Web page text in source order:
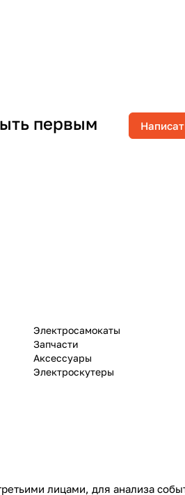
первым
Электросамокаты
Запчасти
Аксессуары
Электроскутеры
лицами, для анализа